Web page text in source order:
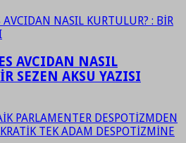
AVCIDAN NASIL
SEZEN AKSU YAZISI